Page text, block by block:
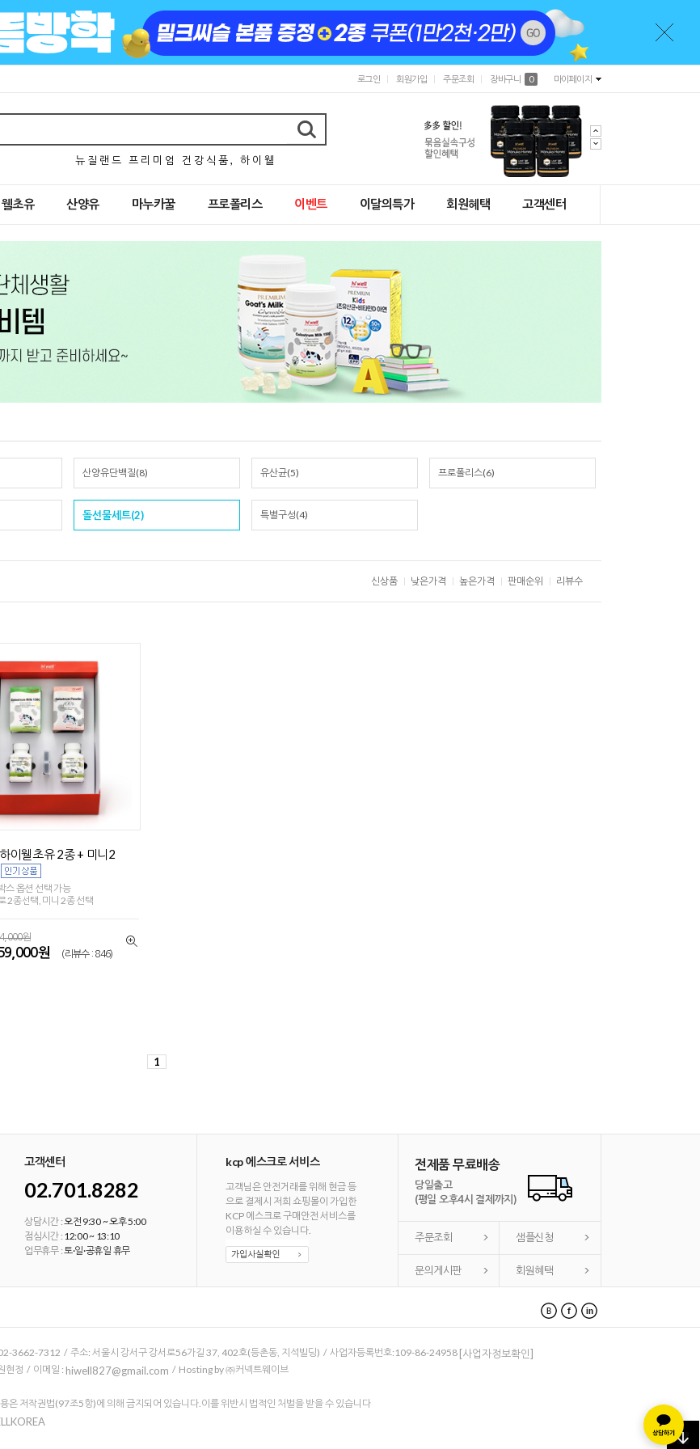
로그인 회원가입 주문조회 장바구니 0 마이페이지
뉴 질 랜 드 프 리 미 엄 건 강 식 품 , 하 이 웰
초유 산양유 마누카꿀 프로폴리스 이벤트 이달의특가 회원혜택 고객센터
산양유단백질(8) 유산균(5) 프로폴리스(6)
돌선물세트(2) 특별구성(4)
신상품 낮은가격 높은가격 판매순위 리뷰수
이웰초유 2종 + 미니2
스 옵션 선택 가능
2종선택, 미니 2종 선택
원
원 (리뷰수 : 846)
1
고객센터
02.701.8282
상담시간 :오전 9:30 ~ 오후 5:00
점심시간 : 12:00 ~ 13:10
업무휴무 :토·일·공휴일 휴무
kcp 에스크로 서비스
고객님은 안전거래를 위해 현금 등
으로 결제시 저희 쇼핑몰이 가입한
KCP 에스크로 구매안전 서비스를
이용하실 수 있습니다.
전제품 무료배송
당일출고
(평일 오후4시 결제까지)
주문조회 샘플신청
문의게시판 회원혜택
3662-7312 / 주소: 서울시 강서구 강서로56가길 37, 402호(등촌동, 지석빌딩) / 사업자등록번호:109-86-24958 [사업자정보확인]
현정 / 이메일 : hiwell827@gmail.com / Hosting by ㈜커넥트웨이브
은 저작권법(97조5항)에 의해 금지되어 있습니다.이를 위반시 법적인 처벌을 받을 수 있습니다